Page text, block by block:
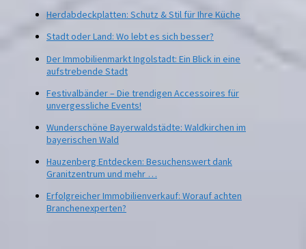
Herdabdeckplatten: Schutz & Stil für Ihre Küche
Stadt oder Land: Wo lebt es sich besser?
Der Immobilienmarkt Ingolstadt: Ein Blick in eine
aufstrebende Stadt
Festivalbänder – Die trendigen Accessoires für
unvergessliche Events!
Wunderschöne Bayerwaldstädte: Waldkirchen im
bayerischen Wald
Hauzenberg Entdecken: Besuchenswert dank
Granitzentrum und mehr …
Erfolgreicher Immobilienverkauf: Worauf achten
Branchenexperten?